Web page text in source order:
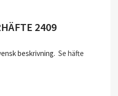
2409
beskrivning. Se häfte